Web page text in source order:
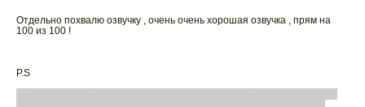
Отдельно похвалю озвучку , очень очень хорошая озвучка , прям на
100 из 100 !
P.S